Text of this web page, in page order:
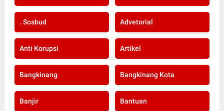
. Sosbud Advetorial
Anti Korupsi Artikel
Bangkinang Bangkinang Kota
Banjir Bantuan